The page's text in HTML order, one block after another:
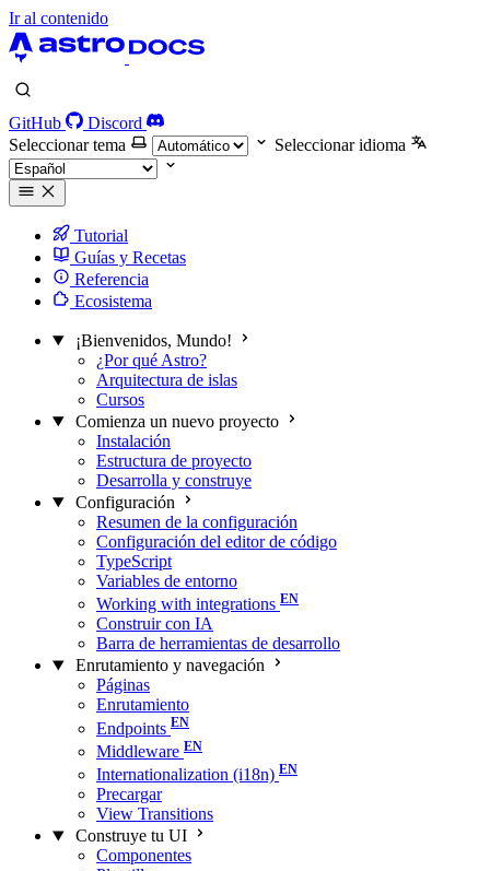
Ir al contenido
GitHub
Discord
Seleccionar tema
Seleccionar idioma
Tutorial
Guías y Recetas
Referencia
Ecosistema
¡Bienvenidos, Mundo!
¿Por qué Astro?
Arquitectura de islas
Cursos
Comienza un nuevo proyecto
Instalación
Estructura de proyecto
Desarrolla y construye
Configuración
Resumen de la configuración
Configuración del editor de código
TypeScript
Variables de entorno
Working with integrations
Construir con IA
Barra de herramientas de desarrollo
Enrutamiento y navegación
Páginas
Enrutamiento
Endpoints
Middleware
Internationalization (i18n)
Precargar
View Transitions
Construye tu UI
Componentes